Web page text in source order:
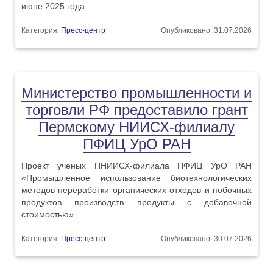
июне 2025 года.
Категория: Пресс-центр Опубликовано: 31.07.2026
Министерство промышленности и
торговли РФ предоставило грант
Пермскому НИИСХ-филиалу
ПФИЦ УрО РАН
Проект ученых ПНИИСХ-филиала ПФИЦ УрО РАН
«Промышленное использование биотехнологических
методов переработки органических отходов и побочных
продуктов производств продукты с добавочной
стоимостью».
Категория: Пресс-центр Опубликовано: 30.07.2026